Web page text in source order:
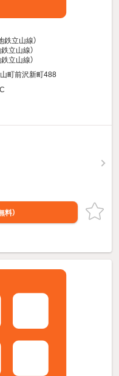
鉄立山線）
鉄立山線）
鉄立山線）
町前沢新町488
料）